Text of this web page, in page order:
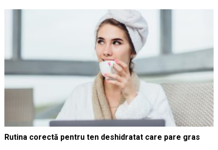
Rutina corectă pentru ten deshidratat care pare gras